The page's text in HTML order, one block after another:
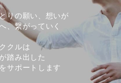
りの願い、想いが
、繋がっていく
クルは
踏み出した
サポートします